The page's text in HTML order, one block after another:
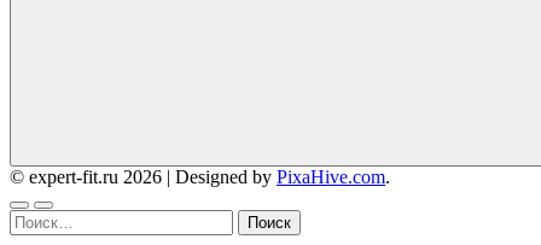
© expert-fit.ru 2026 | Designed by PixaHive.com.
Найти: